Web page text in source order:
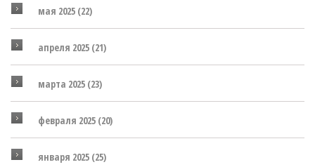
мая 2025 (22)
апреля 2025 (21)
марта 2025 (23)
февраля 2025 (20)
января 2025 (25)